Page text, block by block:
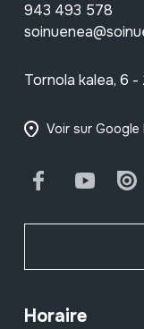
943 493 578
Tornola kalea, 6 -
Voir sur Google
FacebookYoutube
Horaire